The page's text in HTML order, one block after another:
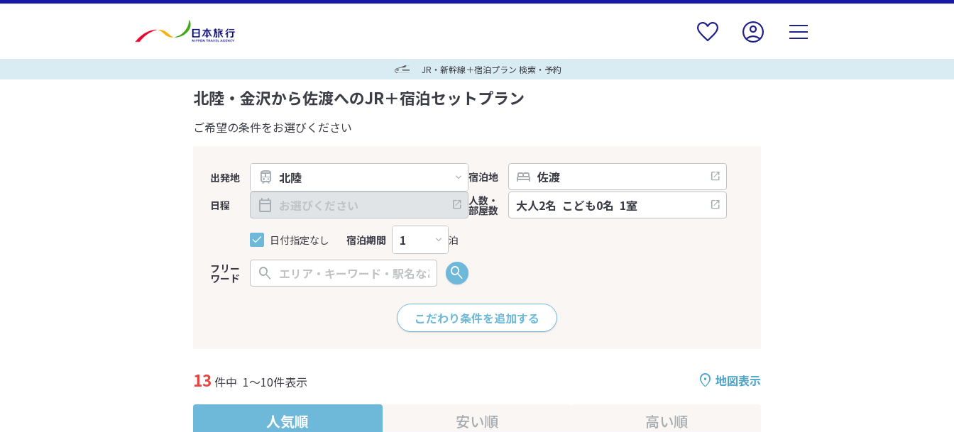
JR・新幹線＋宿泊プラン 検索・予約
北陸・金沢から佐渡へのJR＋宿泊セットプラン
ご希望の条件をお選びください
出発地
宿泊地
日程
日付指定なし 宿泊期間 泊
人数・
部屋数
フリー
ワード
こだわり条件を追加する
地図表示
13 件中 1～10件表示
人気順 安い順 高い順